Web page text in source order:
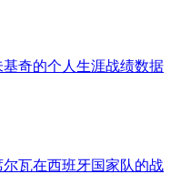
奇的个人生涯战绩数据
瓦在西班牙国家队的战